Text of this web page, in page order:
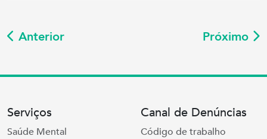
Anterior Próximo
Serviços
Saúde Mental
Canal de Denúncias
Código de trabalho